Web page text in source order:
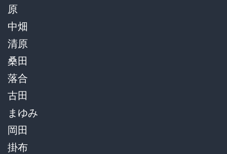
原
中畑
清原
桑田
落合
古田
まゆみ
岡田
掛布